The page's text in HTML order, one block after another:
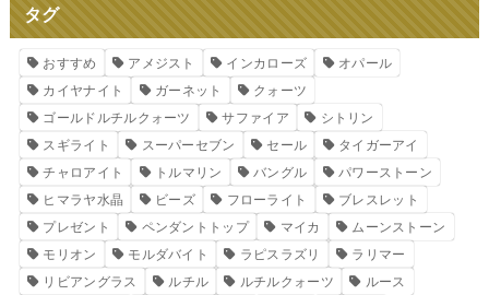
タグ
おすすめ アメジスト インカローズ
オパール
カイヤナイト
ガーネット
クォーツ
ゴールドルチルクォーツ
サファイア
シトリン
スギライト
スーパーセブン セール
タイガーアイ
チャロアイト
トルマリン バングル
パワーストーン
ヒマラヤ水晶
ビーズ フローライト
ブレスレット
プレゼント
ペンダントトップ マイカ
ムーンストーン
モリオン
モルダバイト ラピスラズリ
ラリマー
リビアングラス
ルチル ルチルクォーツ
ルース